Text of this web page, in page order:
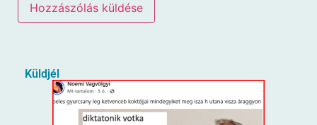
Küldjél